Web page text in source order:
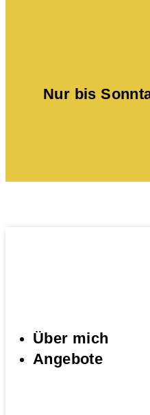
Nur bis
Über mich
Angebote